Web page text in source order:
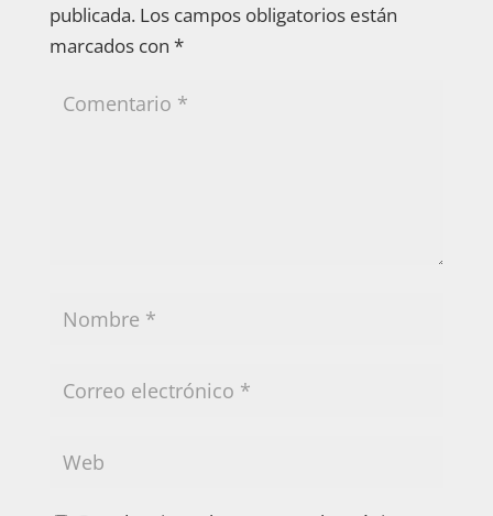
publicada. Los campos obligatorios están
marcados con *